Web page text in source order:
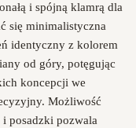
i spójną klamrą dla
się minimalistyczna
identyczny z kolorem
od góry, potęgując
koncepcji we
Możliwość
i posadzki pozwala